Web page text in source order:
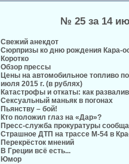
№ 25 за 14
Свежий анекдот
Сюрпризы ко дню рождения Кара-
Коротко
Обзор прессы
Цены на автомобильное топливо
июля 2015 г. (в рублях)
Катастрофы и откаты: как
Сексуальный маньяк в погонах
Пьянству – бой!
Кто положил глаз на «Дар»?
Пресс-служба прокуратуры
Страшное ДТП на трассе М-54 в
Перекрёсток мнений
В Греции всё есть...
Юмор